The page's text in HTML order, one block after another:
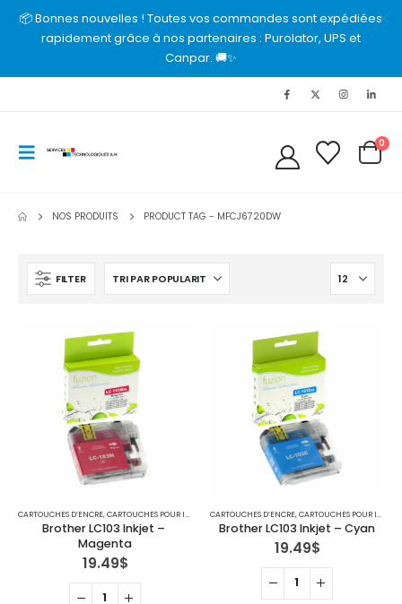
📦 Bonnes nouvelles ! Toutes vos commandes sont expédiées
rapidement grâce à nos partenaires : Purolator, UPS et
Canpar. 🚚✨
0
NOS PRODUITS PRODUCT TAG - MFCJ6720DW
FILTER
CARTOUCHES D’ENCRE,CARTOUCHES POUR IMPRIMANTES BROTHER ,IMPRIMANTE JET D'ENCRE
Brother LC103 Inkjet –
Magenta
19.49$
CARTOUCHES D’ENCRE,CARTOUCHES POUR IMPRIMANTES BROTHER
Brother LC103 Inkjet – Cyan
19.49$